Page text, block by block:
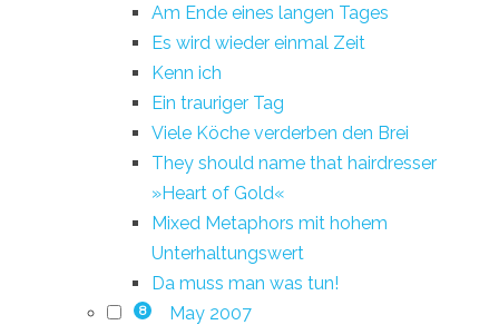
Am Ende eines langen Tages
Es wird wieder einmal Zeit
Kenn ich
Ein trauriger Tag
Viele Köche verderben den Brei
They should name that hairdresser
»Heart of Gold«
Mixed Metaphors mit hohem
Unterhaltungswert
Da muss man was tun!
8 May 2007